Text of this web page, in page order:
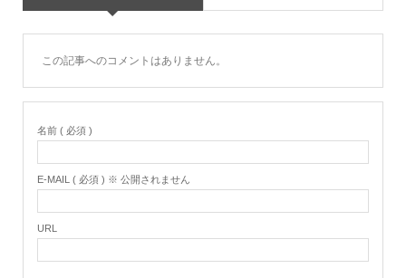
この記事へのコメントはありません。
名前 ( 必須 )
E-MAIL ( 必須 ) ※ 公開されません
URL